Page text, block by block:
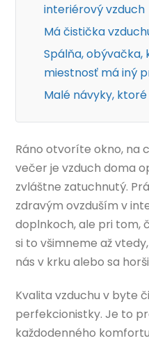
interiérový vzduch
Má čistička
Spálňa, obývačka,
miestnosť má iný
Malé návyky,
Ráno otvoríte okno, na
večer je vzduch doma
zvláštne zatuchnutý.
zdravým ovzduším v
doplnkoch, ale pri tom,
si to všimneme až
nás v krku alebo sa
Kvalita vzduchu v byte
perfekcionistky. Je to
každodenného